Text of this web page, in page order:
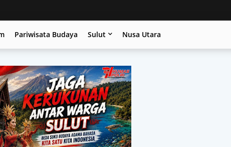
Pariwisata Budaya Sulut Nusa Utara